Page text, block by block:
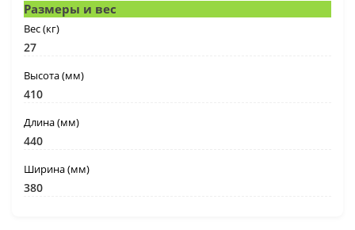
Размеры и вес
Вес (кг)
27
Высота (мм)
410
Длина (мм)
440
Ширина (мм)
380